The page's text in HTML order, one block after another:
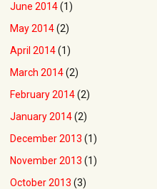
June 2014(1)
May 2014(2)
April 2014(1)
March 2014(2)
February 2014(2)
January 2014(2)
December 2013 (1)
November 2013 (1)
October 2013 (3)